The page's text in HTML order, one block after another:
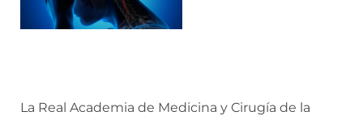
La Real Academia de Medicina y Cirugía de la